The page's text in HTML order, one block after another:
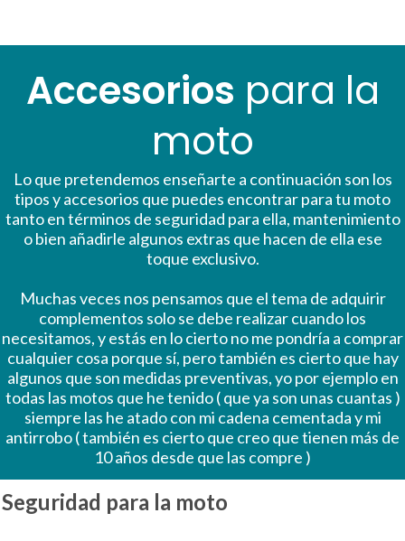
Accesorios para la
moto
Lo que pretendemos enseñarte a continuación son los
tipos y accesorios que puedes encontrar para tu moto
tanto en términos de seguridad para ella, mantenimiento
o bien añadirle algunos extras que hacen de ella ese
toque exclusivo.
Muchas veces nos pensamos que el tema de adquirir
complementos solo se debe realizar cuando los
necesitamos, y estás en lo cierto no me pondría a comprar
cualquier cosa porque sí, pero también es cierto que hay
algunos que son medidas preventivas, yo por ejemplo en
todas las motos que he tenido ( que ya son unas cuantas )
siempre las he atado con mi cadena cementada y mi
antirrobo ( también es cierto que creo que tienen más de
10 años desde que las compre )
Seguridad para la moto